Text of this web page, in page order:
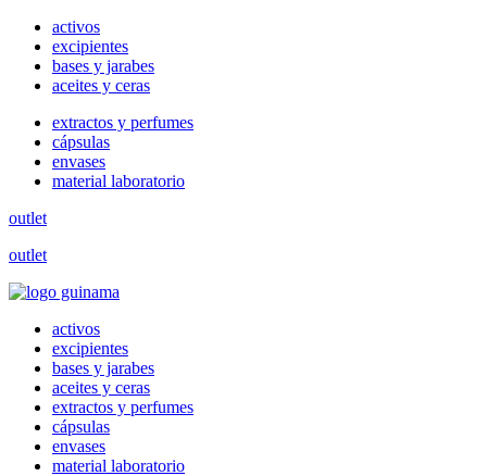
activos
excipientes
bases y jarabes
aceites y ceras
extractos y perfumes
cápsulas
envases
material laboratorio
outlet
outlet
activos
excipientes
bases y jarabes
aceites y ceras
extractos y perfumes
cápsulas
envases
material laboratorio